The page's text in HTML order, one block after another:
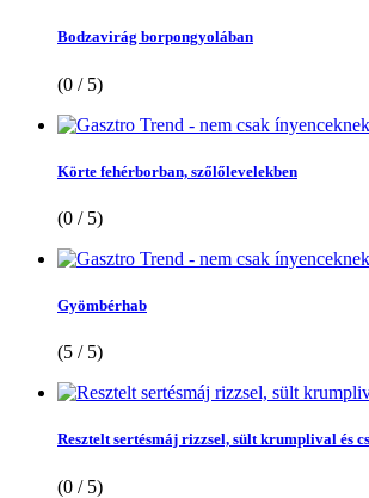
Bodzavirág borpongyolában
(0 / 5)
Körte fehérborban, szőlőlevelekben
(0 / 5)
Gyömbérhab
(5 / 5)
Resztelt sertésmáj rizzsel, sült krumplival és
(0 / 5)